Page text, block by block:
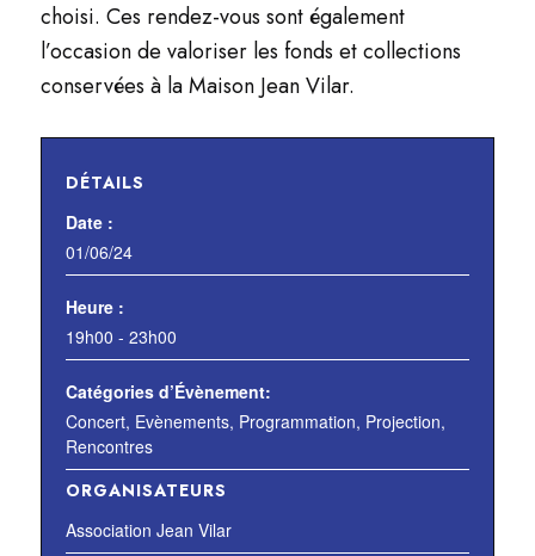
choisi. Ces rendez-vous sont également
l’occasion de valoriser les fonds et collections
conservées à la Maison Jean Vilar.
DÉTAILS
Date :
01/06/24
Heure :
19h00 - 23h00
Catégories d’Évènement:
Concert, Evènements, Programmation, Projection,
Rencontres
ORGANISATEURS
Association Jean Vilar